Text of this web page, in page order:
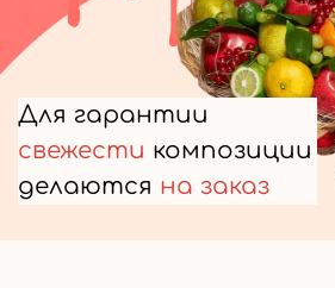
Для гарантии
свежести композиции
делаются на заказ